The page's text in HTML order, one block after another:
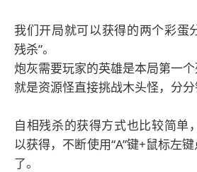
我们开局就可以获得的两个彩蛋
残杀”。
炮灰需要玩家的英雄是本局第一
就是资源怪直接挑战木头怪，分分
自相残杀的获得方式也比较简单
以获得，不断使用“A”键+鼠标左
了。